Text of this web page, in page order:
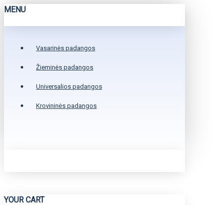
MENU
Vasarinės padangos
Žieminės padangos
Universalios padangos
Krovininės padangos
YOUR CART